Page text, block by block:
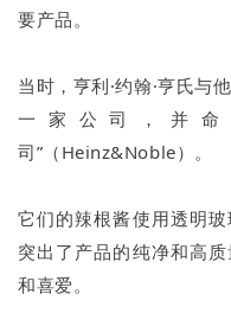
要产品。
当时，亨利·约翰·亨氏与
一家公司，并
司”（Heinz&Noble）。
它们的辣根酱使用透明
突出了产品的纯净和高
和喜爱。